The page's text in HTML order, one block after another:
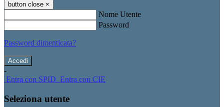
button close ×
Nome Utente
Password
Password dimenticata?
-
Entra con SPID Entra con CIE
Seleziona utente